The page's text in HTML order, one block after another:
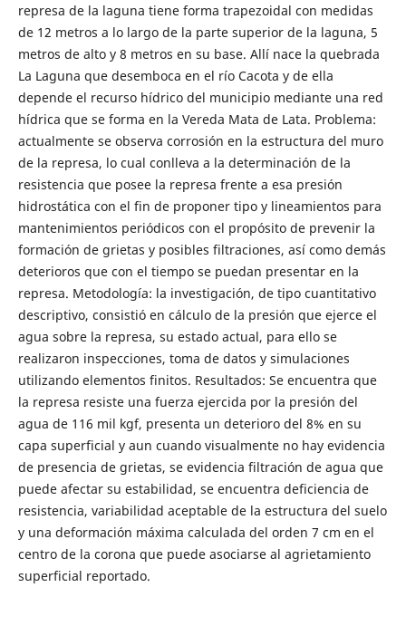
represa de la laguna tiene forma trapezoidal con medidas
de 12 metros a lo largo de la parte superior de la laguna, 5
metros de alto y 8 metros en su base. Allí nace la quebrada
La Laguna que desemboca en el río Cacota y de ella
depende el recurso hídrico del municipio mediante una red
hídrica que se forma en la Vereda Mata de Lata. Problema:
actualmente se observa corrosión en la estructura del muro
de la represa, lo cual conlleva a la determinación de la
resistencia que posee la represa frente a esa presión
hidrostática con el fin de proponer tipo y lineamientos para
mantenimientos periódicos con el propósito de prevenir la
formación de grietas y posibles filtraciones, así como demás
deterioros que con el tiempo se puedan presentar en la
represa. Metodología: la investigación, de tipo cuantitativo
descriptivo, consistió en cálculo de la presión que ejerce el
agua sobre la represa, su estado actual, para ello se
realizaron inspecciones, toma de datos y simulaciones
utilizando elementos finitos. Resultados: Se encuentra que
la represa resiste una fuerza ejercida por la presión del
agua de 116 mil kgf, presenta un deterioro del 8% en su
capa superficial y aun cuando visualmente no hay evidencia
de presencia de grietas, se evidencia filtración de agua que
puede afectar su estabilidad, se encuentra deficiencia de
resistencia, variabilidad aceptable de la estructura del suelo
y una deformación máxima calculada del orden 7 cm en el
centro de la corona que puede asociarse al agrietamiento
superficial reportado.